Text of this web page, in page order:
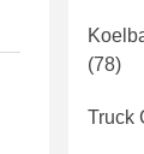
(78)
Truck